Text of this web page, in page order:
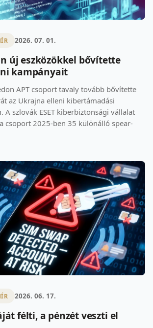
2026. 07. 01.
új eszközökkel bővítette
kampányait
APT csoport tavaly tovább bővítette
az Ukrajna elleni kibertámadási
A szlovák ESET kiberbiztonsági vállalat
csoport 2025-ben 35 különálló spear-
2026. 06. 17.
félti, a pénzét veszti el